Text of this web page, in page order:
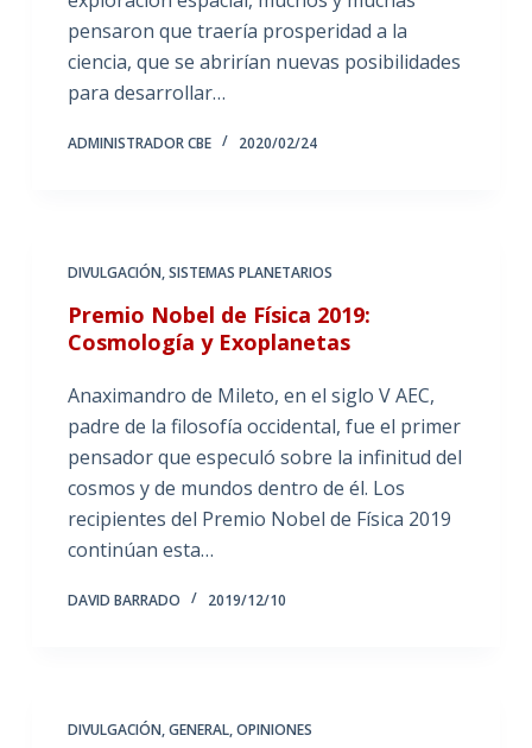
pensaron que traería prosperidad a la
ciencia, que se abrirían nuevas posibilidades
para desarrollar…
ADMINISTRADOR CBE 2020/02/24
DIVULGACIÓN,SISTEMAS PLANETARIOS
Premio Nobel de Física 2019:
Cosmología y Exoplanetas
Anaximandro de Mileto, en el siglo V AEC,
padre de la filosofía occidental, fue el primer
pensador que especuló sobre la infinitud del
cosmos y de mundos dentro de él. Los
recipientes del Premio Nobel de Física 2019
continúan esta…
DAVID BARRADO 2019/12/10
DIVULGACIÓN,GENERAL,OPINIONES